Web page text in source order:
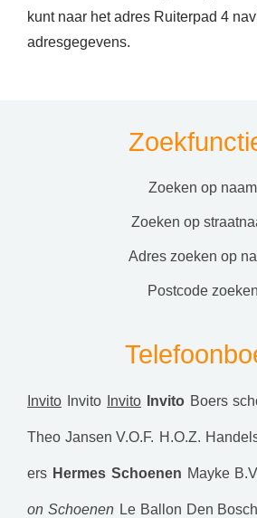
kunt naar het adres Ruiterpad 4
adresgegevens.
zoeken op naam
zoeken op
adres zoeken op
postcode zoeken
Invito Invito Invito Invito Boers
Theo Jansen V.O.F. H.O.Z.
ers Hermes Schoenen Mayke
on Schoenen Le Ballon Den